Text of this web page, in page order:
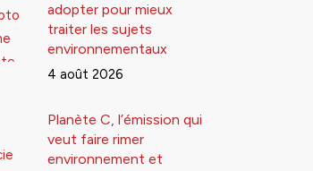
adopter pour mieux
traiter les sujets
environnementaux
4 août 2026
Planète C, l’émission qui
veut faire rimer
environnement et